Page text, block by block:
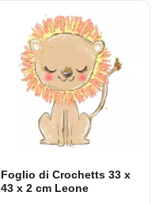
Foglio di Crochetts 33 x
43 x 2 cm Leone